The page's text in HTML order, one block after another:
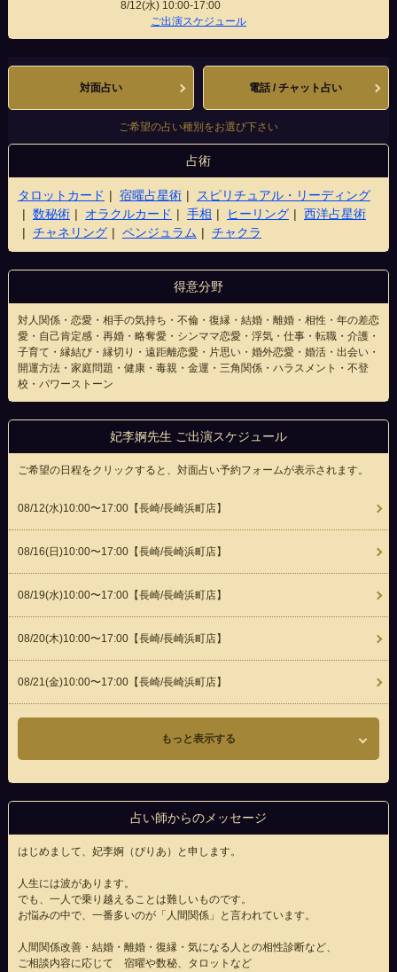
8/12(水) 10:00-17:00
ご出演スケジュール
対面占い 電話 / チャット占い
ご希望の占い種別をお選び下さい
占術
タロットカード 宿曜占星術
スピリチュアル・リーディング
数秘術
オラクルカード 手相 ヒーリング
西洋占星術
チャネリング
ペンジュラム チャクラ
得意分野
対人関係・恋愛・相手の気持ち・不倫・復縁・結婚・離婚・相性・年の差恋
愛・自己肯定感・再婚・略奪愛・シンママ恋愛・浮気・仕事・転職・介護・
子育て・縁結び・縁切り・遠距離恋愛・片思い・婚外恋愛・婚活・出会い・
開運方法・家庭問題・健康・毒親・金運・三角関係・ハラスメント・不登
校・パワーストーン
妃李婀先生 ご出演スケジュール
ご希望の日程をクリックすると、対面占い予約フォームが表示されます。
08/12(水)10:00〜17:00【長崎/長崎浜町店】
08/16(日 )10:00〜17:00【長崎/長崎浜町店】
08/19(水)10:00〜17:00【長崎/長崎浜町店】
08/20(木)10:00〜17:00【長崎/長崎浜町店】
08/21(金)10:00〜17:00【長崎/長崎浜町店】
もっと表示する
占い師からのメッセージ
はじめまして、妃李婀（ぴりあ）と申します。
人生には波があります。
でも、一人で乗り越えることは難しいものです。
お悩みの中で、一番多いのが「人間関係」と言われています。
人間関係改善・結婚・離婚・復縁・気になる人との相性診断など、
ご相談内容に応じて 宿曜や数秘、タロットなど